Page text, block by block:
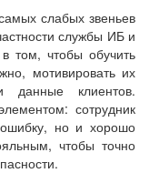
слабых звеньев
службы ИБ и
том, чтобы обучить
мотивировать их
данные клиентов.
сотрудник
но и хорошо
чтобы точно